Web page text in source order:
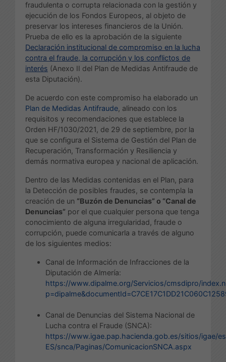
fraudulenta o corrupta relacionada con la gestión y
ejecución de los Fondos Europeos, al objeto de
preservar los intereses financieros de la Unión.
Prueba de ello es la aprobación de la siguiente
Declaración institucional de compromiso en la lucha
contra el fraude, la corrupción y los conflictos de
interés (Anexo II del Plan de Medidas Antifraude de
esta Diputación).
De acuerdo con este compromiso ha elaborado un
Plan de Medidas Antifraude, alineado con los
requisitos y recomendaciones que establece la
Orden HF/1030/2021, de 29 de septiembre, por la
que se configura el Sistema de Gestión del Plan de
Recuperación, Transformación y Resiliencia y
demás normativa europea y nacional de aplicación.
Dentro de las Medidas contenidas en el Plan, para
la Detección de posibles fraudes, se contempla la
creación de un “Buzón de Denuncias” o “Canal de
Denuncias” por el que cualquier persona que tenga
conocimiento de alguna irregularidad, fraude o
corrupción, puede comunicarla a través de alguno
de los siguientes medios:
Canal de Información de Infracciones de la
Diputación de Almería:
https://www.dipalme.org/Servicios/cmsdipro/
Canal de Denuncias del Sistema Nacional de
Lucha contra el Fraude (SNCA):
https://www.igae.pap.hacienda.gob.es/sitios/igae/
ES/snca/Paginas/ComunicacionSNCA.aspx